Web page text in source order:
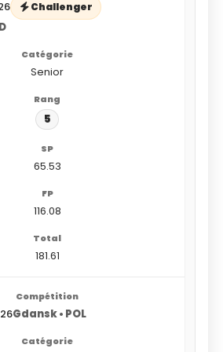
Challenger
Senior
5
65.53
116.08
181.61
Gdansk • POL